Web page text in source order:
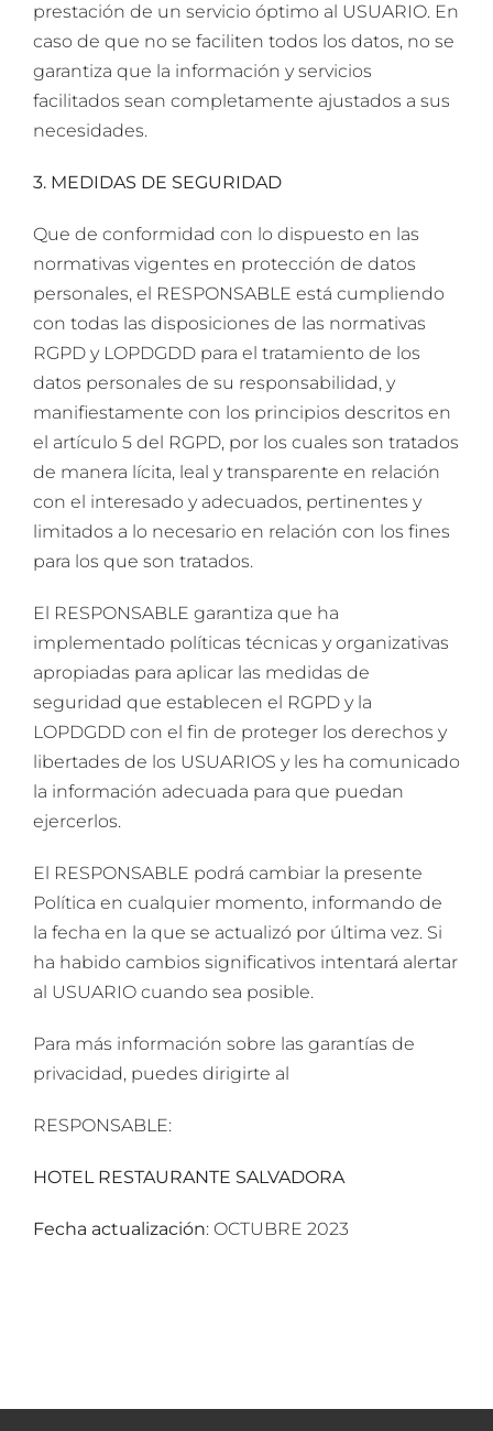
prestación de un servicio óptimo al USUARIO. En
caso de que no se faciliten todos los datos, no se
garantiza que la información y servicios
facilitados sean completamente ajustados a sus
necesidades.
3. MEDIDAS DE SEGURIDAD
Que de conformidad con lo dispuesto en las
normativas vigentes en protección de datos
personales, el RESPONSABLE está cumpliendo
con todas las disposiciones de las normativas
RGPD y LOPDGDD para el tratamiento de los
datos personales de su responsabilidad, y
manifiestamente con los principios descritos en
el artículo 5 del RGPD, por los cuales son tratados
de manera lícita, leal y transparente en relación
con el interesado y adecuados, pertinentes y
limitados a lo necesario en relación con los fines
para los que son tratados.
El RESPONSABLE garantiza que ha
implementado políticas técnicas y organizativas
apropiadas para aplicar las medidas de
seguridad que establecen el RGPD y la
LOPDGDD con el fin de proteger los derechos y
libertades de los USUARIOS y les ha comunicado
la información adecuada para que puedan
ejercerlos.
El RESPONSABLE podrá cambiar la presente
Política en cualquier momento, informando de
la fecha en la que se actualizó por última vez. Si
ha habido cambios significativos intentará alertar
al USUARIO cuando sea posible.
Para más información sobre las garantías de
privacidad, puedes dirigirte al
RESPONSABLE:
HOTEL RESTAURANTE SALVADORA
Fecha actualización: OCTUBRE 2023